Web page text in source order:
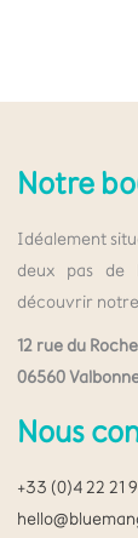
Notre
Idéalement
deux pas de
découvrir notre
12 rue du
06560
Nous
+33 (0)4 22 21